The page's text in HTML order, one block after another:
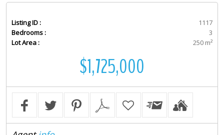
Listing ID :
1117
Bedrooms :
3
Lot Area :
250 m²
$1,725,000